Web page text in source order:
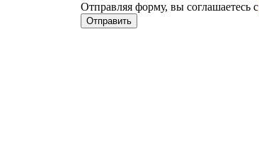
Отправляя форму, вы соглашаетесь с